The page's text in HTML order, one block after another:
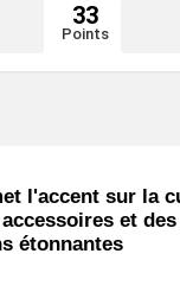
33
Points
l'accent sur la
et des
étonnantes